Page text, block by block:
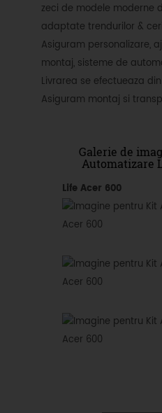
zeci de modele moderne
adaptate trendurilor &
Asiguram personalizare,
montaj, sisteme de
Livrarea se efectueaza
Asiguram montaj si
Galerie de
Automatizare
Life Acer 600